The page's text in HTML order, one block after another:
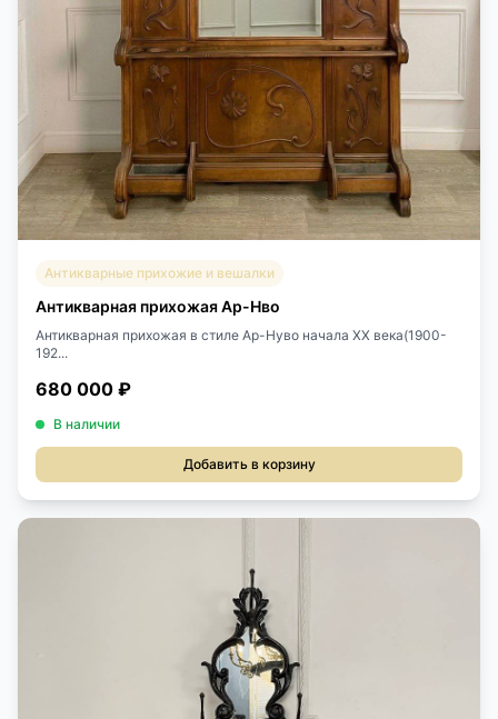
Антикварные прихожие и вешалки
Антикварная прихожая Ар-Нво
Антикварная прихожая в стиле Ар-Нуво начала XX века(1900-
192...
680 000 ₽
В наличии
Добавить в корзину